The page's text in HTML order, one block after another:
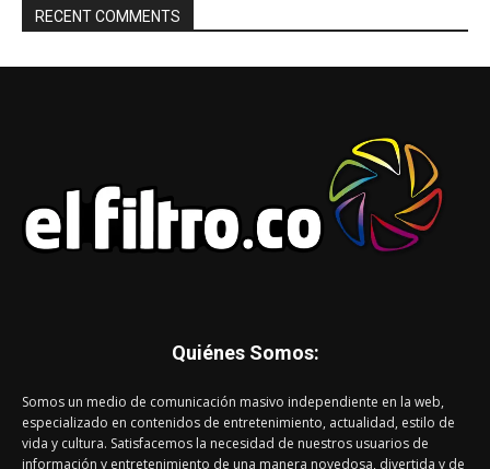
RECENT COMMENTS
Quiénes Somos:
Somos un medio de comunicación masivo independiente en la web,
especializado en contenidos de entretenimiento, actualidad, estilo de
vida y cultura. Satisfacemos la necesidad de nuestros usuarios de
información y entretenimiento de una manera novedosa, divertida y de